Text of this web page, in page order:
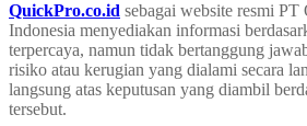
QuickPro.co.id sebagai website resmi
Indonesia menyediakan informasi
terpercaya, namun tidak bertanggung
risiko atau kerugian yang dialami secara
langsung atas keputusan yang diambil
tersebut.